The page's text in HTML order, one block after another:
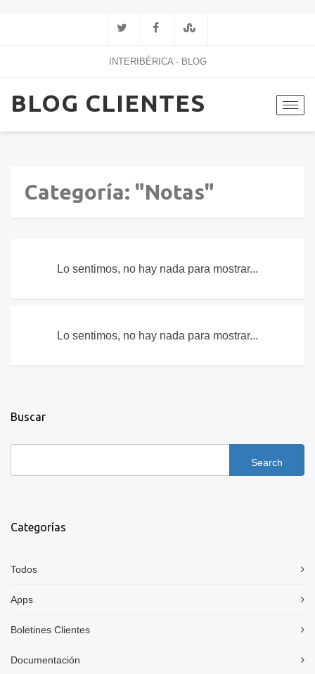
INTERIBÉRICA - BLOG
BLOG CLIENTES
Categoría: "Notas"
Lo sentimos, no hay nada para mostrar...
Lo sentimos, no hay nada para mostrar...
Buscar
Categorías
Todos
Apps
Boletines Clientes
Documentación